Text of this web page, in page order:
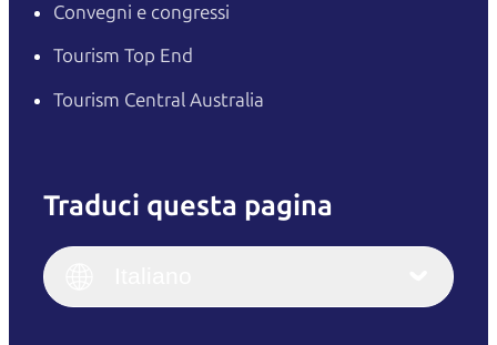
Convegni e congressi
Tourism Top End
Tourism Central Australia
Traduci questa pagina
Italiano